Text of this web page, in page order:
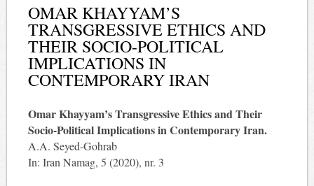
OMAR KHAYYAM’S
TRANSGRESSIVE ETHICS AND
THEIR SOCIO-POLITICAL
IMPLICATIONS IN
CONTEMPORARY IRAN
Omar Khayyam’s Transgressive Ethics and Their
Socio-Political Implications in Contemporary Iran.
A.A. Seyed-Gohrab
In: Iran Namag, 5 (2020), nr. 3